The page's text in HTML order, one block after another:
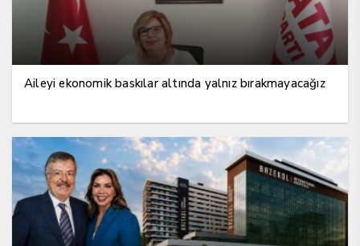
Aileyi ekonomik baskılar altında yalnız bırakmayacağız